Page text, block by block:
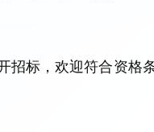
招标，欢迎符合资格